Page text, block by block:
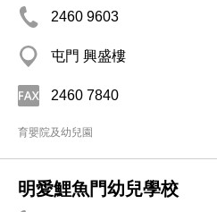
2460 9603
屯門 興盛樓
2460 7840
育嬰院及幼兒園
明愛鯉魚門幼兒學校